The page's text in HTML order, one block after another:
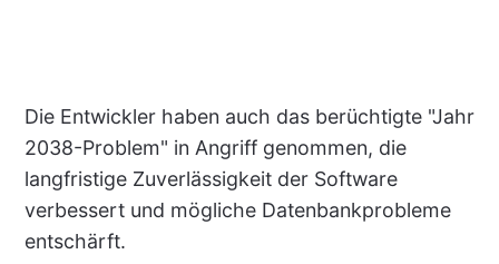
Die Entwickler haben auch das berüchtigte "Jahr
2038-Problem" in Angriff genommen, die
langfristige Zuverlässigkeit der Software
verbessert und mögliche Datenbankprobleme
entschärft.